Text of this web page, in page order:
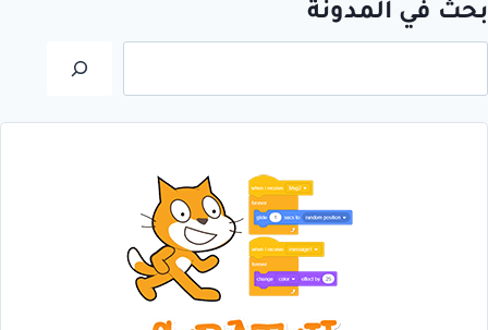
بحث في المدونة